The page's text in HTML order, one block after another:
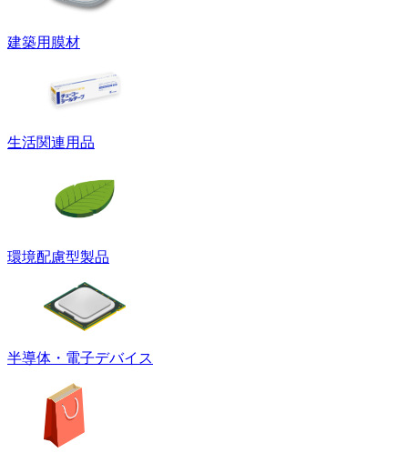
建築用膜材
生活関連用品
環境配慮型製品
半導体・電子デバイス